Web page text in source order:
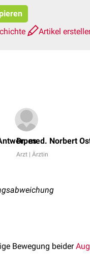
Artikel
Dr. med. Norbert
Arzt | Ärztin
Bewegung beider